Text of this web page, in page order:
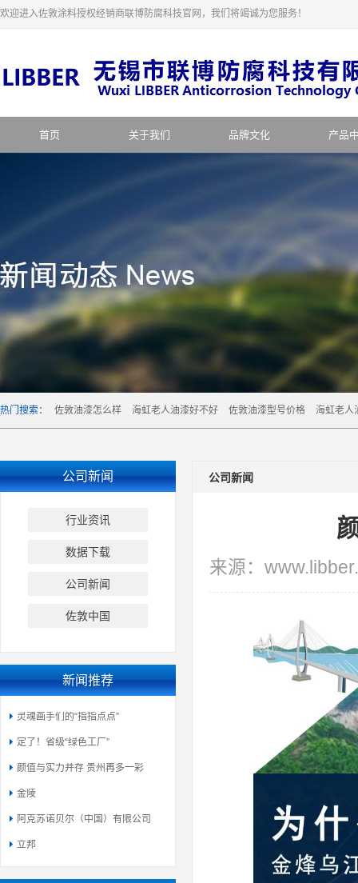
欢迎进入佐敦涂料授权经销商联博防腐科技官网，我们将竭诚为您服务！
首页 关于我们 品牌文化 产品
热门搜索： 佐敦油漆怎么样 海虹老人油漆好不好 佐敦油漆型号价格 海虹老人
公司新闻
行业资讯
数据下载
公司新闻
佐敦中国
新闻推荐
灵魂画手们的“指指点点”
定了！省级“绿色工厂”
颜值与实力并存 贵州再多一彩
金陵
阿克苏诺贝尔（中国）有限公司
立邦
公司新闻
来源：